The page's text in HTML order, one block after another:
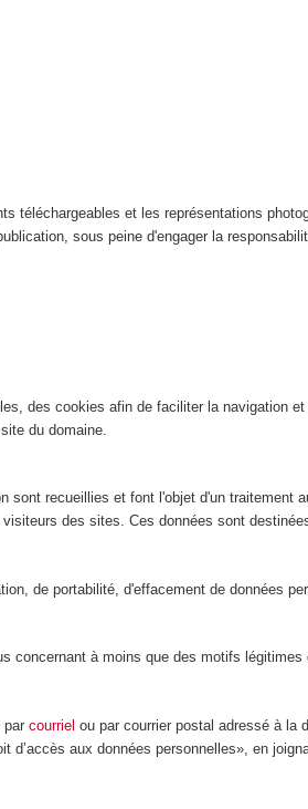
téléchargeables et les représentations
sous peine d'engager la
des cookies afin de faciliter la navigation
du domaine.
sont recueillies et font l'objet d'un
des sites. Ces données sont
de portabilité, d'effacement de données
concernant à moins que des motifs
parcourriel ou par courrier postal adressé à la
d’accès aux données personnelles», en